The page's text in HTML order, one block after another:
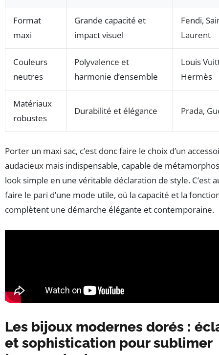
Format
maxi
Grande capacité et
impact visuel
Fendi,
Laurent
Couleurs
neutres
Polyvalence et
harmonie d’ensemble
Louis
Hermès
Matériaux
robustes
Durabilité et élégance Prada,
Porter un maxi sac, c’est donc faire le choix d’un
audacieux mais indispensable, capable de
look simple en une véritable déclaration de style. C’est
faire le pari d’une mode utile, où la capacité et la
complètent une démarche élégante et contemporaine.
Les bijoux modernes dorés :
et sophistication pour sublimer